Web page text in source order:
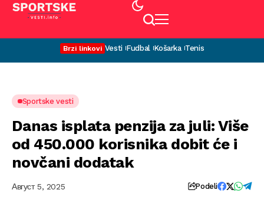
Brzi linkovi Vesti Fudbal Košarka Tenis
Sportske vesti
Danas isplata penzija za juli: Više
od 450.000 korisnika dobit će i
novčani dodatak
Август 5, 2025 Podeli